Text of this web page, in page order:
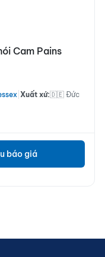
Cam Pains
Xuất xứ:🇩🇪 Đức
báo giá